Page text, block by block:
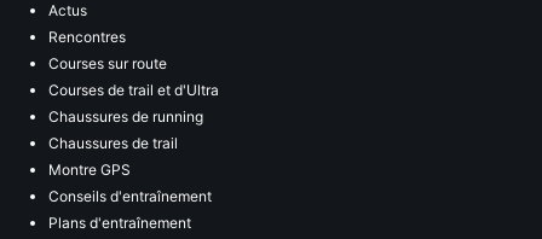
Actus
Rencontres
Courses sur route
Courses de trail et d'Ultra
Chaussures de running
Chaussures de trail
Montre GPS
Conseils d'entraînement
Plans d'entraînement